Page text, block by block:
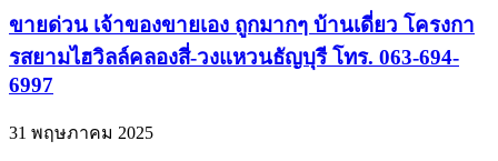
ขายด่วน เจ้าของขายเอง ถูกมากๆ บ้านเดี่ยว โครงกา
รสยามไฮวิลล์คลองสี่-วงแหวนธัญบุรี โทร. 063-694-
6997
31 พฤษภาคม 2025